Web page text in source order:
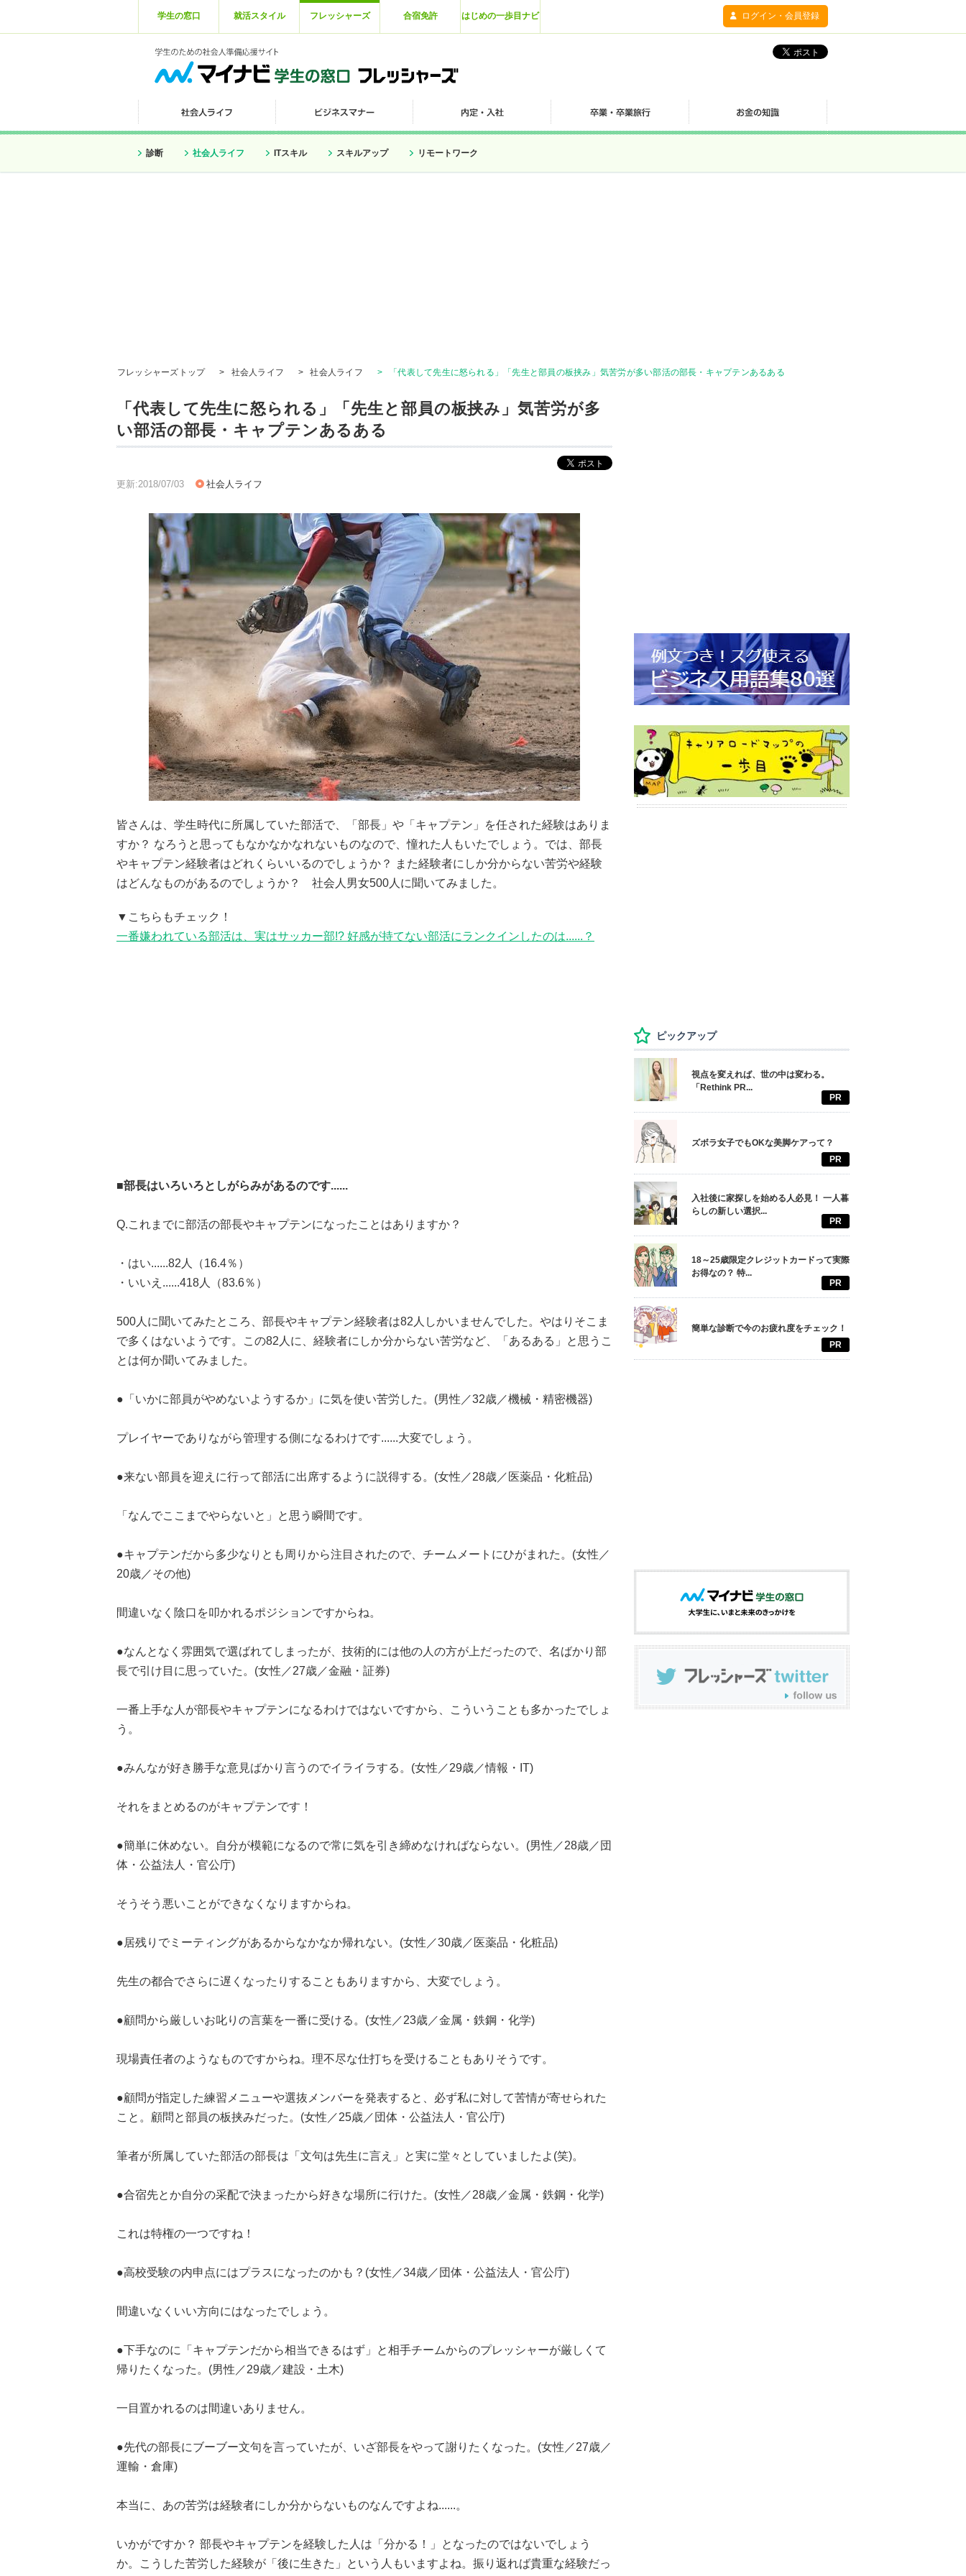
学生の窓口 就活スタイル フレッシャーズ 合宿免許 はじめの一歩目ナビ ログイン・会員登録
診断 社会人ライフ ITスキル スキルアップ リモートワーク
フレッシャーズトップ > 社会人ライフ > 社会人ライフ > 「代表して先生に怒られる」「先生と部員の板挟み」気苦労が多い部活の部長・キャプテンあるある
「代表して先生に怒られる」「先生と部員の板挟み」気苦労が多
い部活の部長・キャプテンあるある
更新:2018/07/03 社会人ライフ
皆さんは、学生時代に所属していた部活で、「部長」や「キャプテン」を任された経験はありま
すか？ なろうと思ってもなかなかなれないものなので、憧れた人もいたでしょう。では、部長
やキャプテン経験者はどれくらいいるのでしょうか？ また経験者にしか分からない苦労や経験
はどんなものがあるのでしょうか？ 社会人男女500人に聞いてみました。
▼こちらもチェック！
一番嫌われている部活は、実はサッカー部!? 好感が持てない部活にランクインしたのは......？
■部長はいろいろとしがらみがあるのです......
Q.これまでに部活の部長やキャプテンになったことはありますか？
・はい......82人（16.4％）
・いいえ......418人（83.6％）
500人に聞いてみたところ、部長やキャプテン経験者は82人しかいませんでした。やはりそこま
で多くはないようです。この82人に、経験者にしか分からない苦労など、「あるある」と思うこ
とは何か聞いてみました。
●「いかに部員がやめないようするか」に気を使い苦労した。(男性／32歳／機械・精密機器)
プレイヤーでありながら管理する側になるわけです......大変でしょう。
●来ない部員を迎えに行って部活に出席するように説得する。(女性／28歳／医薬品・化粧品)
「なんでここまでやらないと」と思う瞬間です。
●キャプテンだから多少なりとも周りから注目されたので、チームメートにひがまれた。(女性／
20歳／その他)
間違いなく陰口を叩かれるポジションですからね。
●なんとなく雰囲気で選ばれてしまったが、技術的には他の人の方が上だったので、名ばかり部
長で引け目に思っていた。(女性／27歳／金融・証券)
一番上手な人が部長やキャプテンになるわけではないですから、こういうことも多かったでしょ
う。
●みんなが好き勝手な意見ばかり言うのでイライラする。(女性／29歳／情報・IT)
それをまとめるのがキャプテンです！
●簡単に休めない。自分が模範になるので常に気を引き締めなければならない。(男性／28歳／団
体・公益法人・官公庁)
そうそう悪いことができなくなりますからね。
●居残りでミーティングがあるからなかなか帰れない。(女性／30歳／医薬品・化粧品)
先生の都合でさらに遅くなったりすることもありますから、大変でしょう。
●顧問から厳しいお叱りの言葉を一番に受ける。(女性／23歳／金属・鉄鋼・化学)
現場責任者のようなものですからね。理不尽な仕打ちを受けることもありそうです。
●顧問が指定した練習メニューや選抜メンバーを発表すると、必ず私に対して苦情が寄せられた
こと。顧問と部員の板挟みだった。(女性／25歳／団体・公益法人・官公庁)
筆者が所属していた部活の部長は「文句は先生に言え」と実に堂々としていましたよ(笑)。
●合宿先とか自分の采配で決まったから好きな場所に行けた。(女性／28歳／金属・鉄鋼・化学)
これは特権の一つですね！
●高校受験の内申点にはプラスになったのかも？(女性／34歳／団体・公益法人・官公庁)
間違いなくいい方向にはなったでしょう。
●下手なのに「キャプテンだから相当できるはず」と相手チームからのプレッシャーが厳しくて
帰りたくなった。(男性／29歳／建設・土木)
一目置かれるのは間違いありません。
●先代の部長にブーブー文句を言っていたが、いざ部長をやって謝りたくなった。(女性／27歳／
運輸・倉庫)
本当に、あの苦労は経験者にしか分からないものなんですよね......。
いかがですか？ 部長やキャプテンを経験した人は「分かる！」となったのではないでしょう
か。こうした苦労した経験が「後に生きた」という人もいますよね。振り返れば貴重な経験だっ
ピックアップ
視点を変えれば、世の中は変わる。
「Rethink PR...
PR
ズボラ女子でもOKな美脚ケアって？
PR
入社後に家探しを始める人必見！ 一人暮
らしの新しい選択...
PR
18～25歳限定クレジットカードって実際
お得なの？ 特...
PR
簡単な診断で今のお疲れ度をチェック！
PR